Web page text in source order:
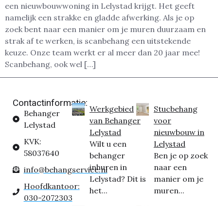
een nieuwbouwwoning in Lelystad krijgt. Het geeft
namelijk een strakke en gladde afwerking. Als je op
zoek bent naar een manier om je muren duurzaam en
strak af te werken, is scanbehang een uitstekende
keuze. Onze team werkt er al meer dan 20 jaar mee!
Scanbehang, ook wel […]
Contactinformatie:
Behanger
Lelystad
KVK:
58037640
info@behangservice.nl
Hoofdkantoor:
030-2072303
Werkgebied
van Behanger
Lelystad
Wilt u een
behanger
inhuren in
Lelystad? Dit is
het...
Stucbehang
voor
nieuwbouw in
Lelystad
Ben je op zoek
naar een
manier om je
muren...